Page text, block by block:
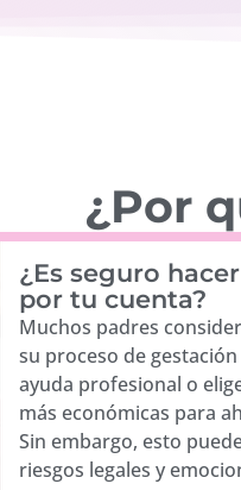
¿Por
¿Es seguro
por tu cuenta?
Muchos padres
su proceso de
ayuda profesional o
más económicas para
Sin embargo, esto
riesgos legales y